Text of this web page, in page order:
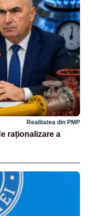
Realitatea din PMP
raționalizare a